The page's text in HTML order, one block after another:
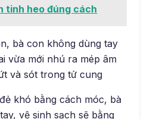
tinh heo đúng cách
bà con không dùng tay
vừa mới nhú ra mép âm
và sót trong tử cung
khó bằng cách móc, bà
vệ sinh sạch sẽ bằng